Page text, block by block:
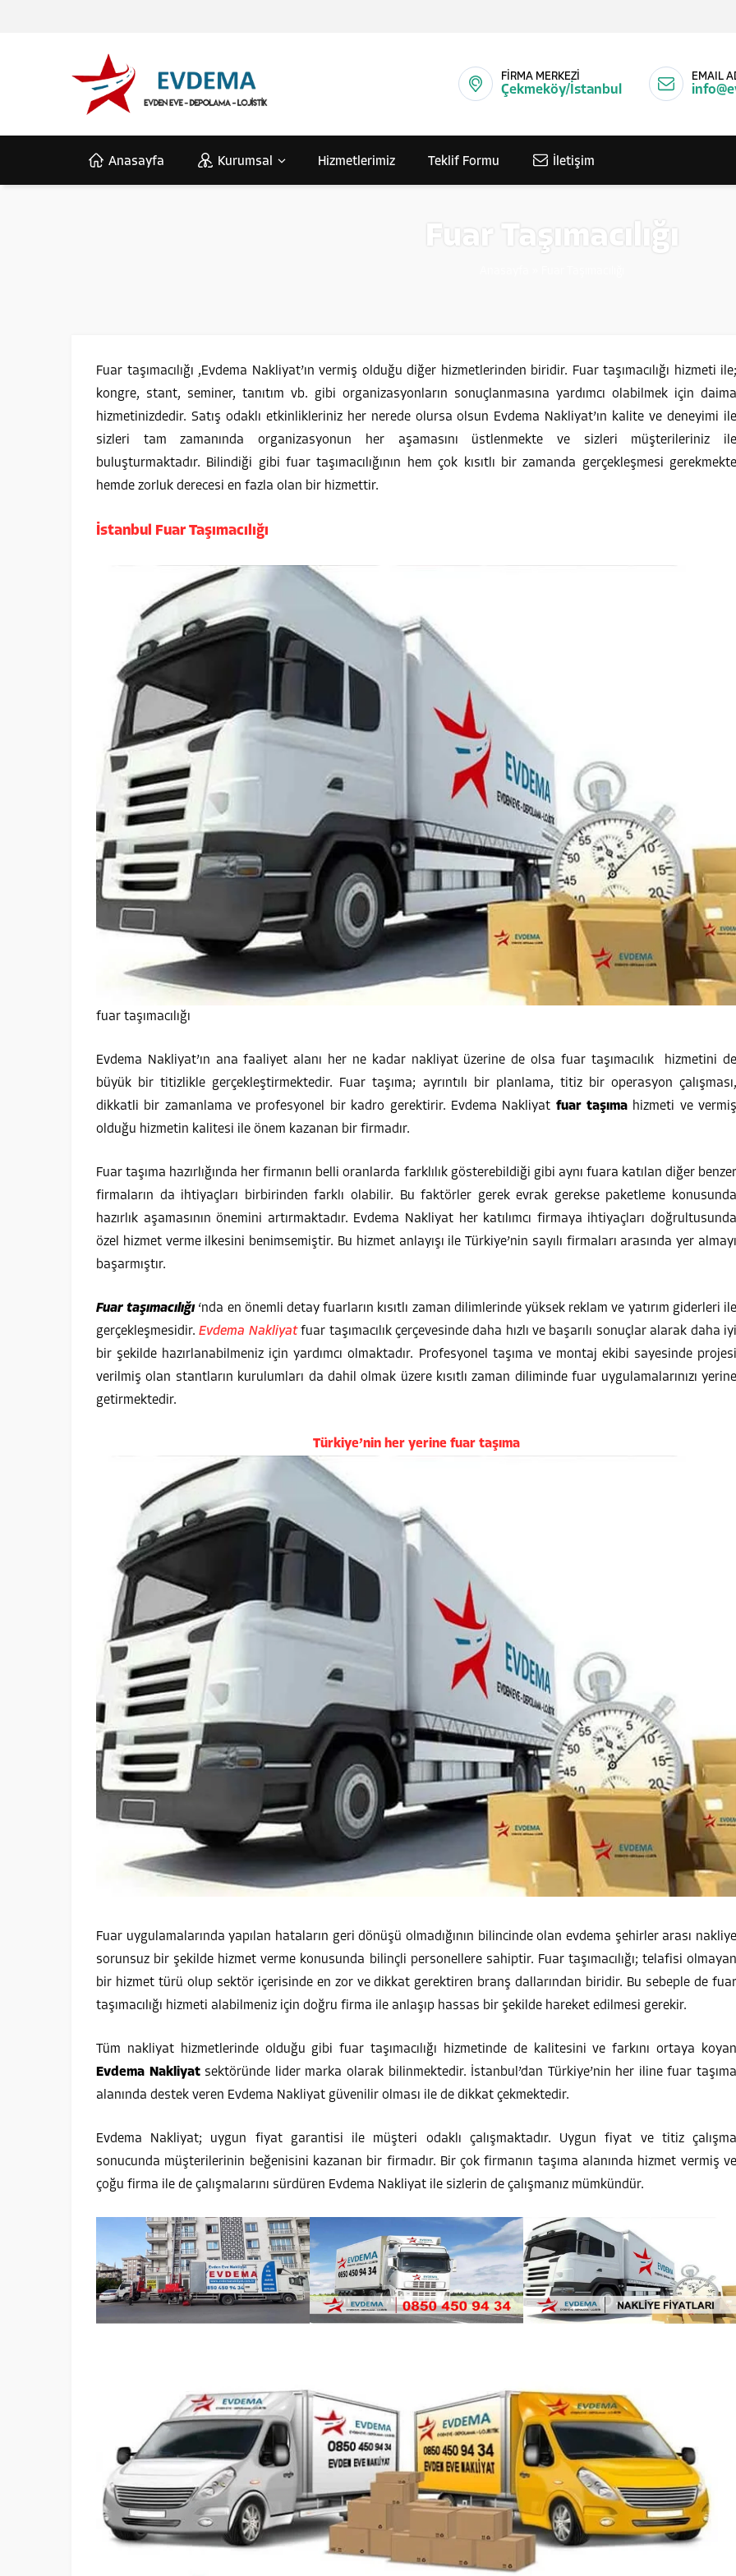
FİRMA MERKEZİ
Çekmeköy/İstanbul
EMAIL
Anasayfa Kurumsal Hizmetlerimiz Teklif Formu İletişim
Fuar Taşımacılığı
Fuar taşımacılığı ,Evdema Nakliyat’ın vermiş olduğu diğer hizmetlerinden biridir. Fuar taşımacılığı hizmeti ile;
kongre, stant, seminer, tanıtım vb. gibi organizasyonların sonuçlanmasına yardımcı olabilmek için daima
hizmetinizdedir. Satış odaklı etkinlikleriniz her nerede olursa olsun Evdema Nakliyat’ın kalite ve deneyimi ile
sizleri tam zamanında organizasyonun her aşamasını üstlenmekte ve sizleri müşterileriniz ile
buluşturmaktadır. Bilindiği gibi fuar taşımacılığının hem çok kısıtlı bir zamanda gerçekleşmesi gerekmekte
hemde zorluk derecesi en fazla olan bir hizmettir.
İstanbul Fuar Taşımacılığı
fuar taşımacılığı
Evdema Nakliyat’ın ana faaliyet alanı her ne kadar nakliyat üzerine de olsa fuar taşımacılık hizmetini de
büyük bir titizlikle gerçekleştirmektedir. Fuar taşıma; ayrıntılı bir planlama, titiz bir operasyon çalışması,
dikkatli bir zamanlama ve profesyonel bir kadro gerektirir. Evdema Nakliyat fuar taşımahizmeti ve vermiş
olduğu hizmetin kalitesi ile önem kazanan bir firmadır.
Fuar taşıma hazırlığında her firmanın belli oranlarda farklılık gösterebildiği gibi aynı fuara katılan diğer benzer
firmaların da ihtiyaçları birbirinden farklı olabilir. Bu faktörler gerek evrak gerekse paketleme konusunda
hazırlık aşamasının önemini artırmaktadır. Evdema Nakliyat her katılımcı firmaya ihtiyaçları doğrultusunda
özel hizmet verme ilkesini benimsemiştir. Bu hizmet anlayışı ile Türkiye’nin sayılı firmaları arasında yer almayı
başarmıştır.
Fuar taşımacılığı‘nda en önemli detay fuarların kısıtlı zaman dilimlerinde yüksek reklam ve yatırım giderleri ile
gerçekleşmesidir.Evdema Nakliyatfuar taşımacılık çerçevesinde daha hızlı ve başarılı sonuçlar alarak daha iyi
bir şekilde hazırlanabilmeniz için yardımcı olmaktadır. Profesyonel taşıma ve montaj ekibi sayesinde projesi
verilmiş olan stantların kurulumları da dahil olmak üzere kısıtlı zaman diliminde fuar uygulamalarınızı yerine
getirmektedir.
Türkiye’nin her yerine fuar taşıma
Fuar uygulamalarında yapılan hataların geri dönüşü olmadığının bilincinde olan evdema şehirler arası nakliye
sorunsuz bir şekilde hizmet verme konusunda bilinçli personellere sahiptir. Fuar taşımacılığı; telafisi olmayan
bir hizmet türü olup sektör içerisinde en zor ve dikkat gerektiren branş dallarından biridir. Bu sebeple de fuar
taşımacılığı hizmeti alabilmeniz için doğru firma ile anlaşıp hassas bir şekilde hareket edilmesi gerekir.
Tüm nakliyat hizmetlerinde olduğu gibi fuar taşımacılığı hizmetinde de kalitesini ve farkını ortaya koyan
Evdema Nakliyatsektöründe lider marka olarak bilinmektedir. İstanbul’dan Türkiye’nin her iline fuar taşıma
alanında destek veren Evdema Nakliyat güvenilir olması ile de dikkat çekmektedir.
Evdema Nakliyat; uygun fiyat garantisi ile müşteri odaklı çalışmaktadır. Uygun fiyat ve titiz çalışma
sonucunda müşterilerinin beğenisini kazanan bir firmadır. Bir çok firmanın taşıma alanında hizmet vermiş ve
çoğu firma ile de çalışmalarını sürdüren Evdema Nakliyat ile sizlerin de çalışmanız mümkündür.
Sancaktepe Evden Eve Nakliyat
Sancaktepe’de taşınma sürecini
kolaylaştıran profesyonel nakliyat
hizmetimizle yanınızdayız. Evdema Nakliyat
olarak, her türden taşınma ihtiyacına uygun
çözümler üreterek eşyalarınızı güvenle yeni
adresinize taşıyoruz. Deneyimli ekibimiz,
modern ekipmanlarımız ve özenli çalışma
anlayışımızla taşınma stresini geride
bırakmanız...
DEVAMINI OKU →
Çekmeköy Nakliye Firmaları, Yeşil doğası ile
dikkat çeken Çekmeköy’de her geçen gün
taşımacılık faaliyetleri değer kazandığından,
Çekmeköy evden eve nakliyat hizmeti için en
doğru firmalar tercih edilmek istenmektedir.
Çünkü taşınma sürecinde oluşabilecek olası
sorunları bertaraf...